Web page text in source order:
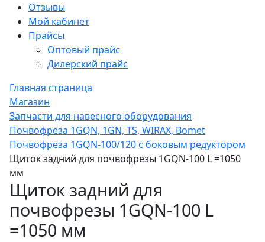
Отзывы
Мой кабинет
Прайсы
Оптовый прайс
Дилерский прайс
Главная страница
Магазин
Запчасти для навесного оборудования
Почвофреза 1GQN, 1GN, TS, WIRAX, Bomet
Почвофреза 1GQN-100/120 с боковым редуктором
Щиток задний для почвофрезы 1GQN-100 L =1050
мм
Щиток задний для
почвофрезы 1GQN-100 L
=1050 мм